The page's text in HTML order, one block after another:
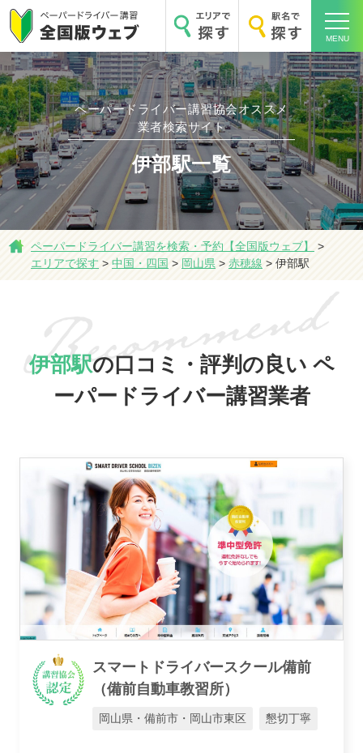
MENU
ホーム
エリアで探す
おすすめ業者
運営会社
業者様登録はこちら
ペーパードライバー講習協会オススメ
業者検索サイト
伊部駅一覧
ペーパードライバー講習を検索・予約【全国版ウェブ】
>
エリアで探す > 中国・四国 > 岡山県 > 赤穂線 > 伊部駅
伊部駅の口コミ・評判の良い ペ
ーパードライバー講習業者
スマートドライバースクール備前
（備前自動車教習所）
岡山県・備前市・岡山市東区 懇切丁寧